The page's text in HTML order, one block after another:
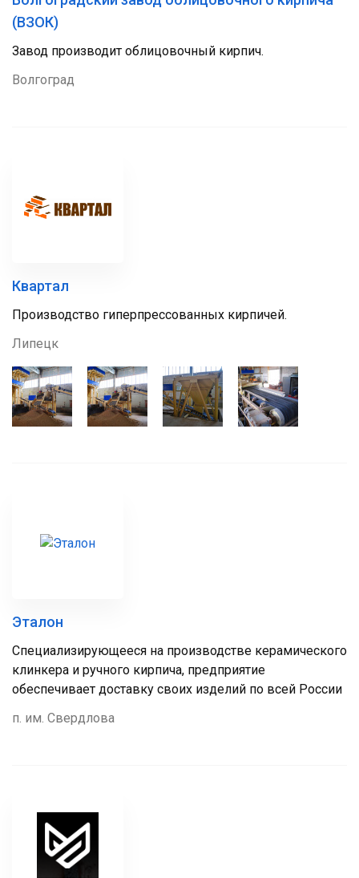
(ВЗОК)
Завод производит облицовочный кирпич.
Волгоград
Квартал
Производство гиперпрессованных кирпичей.
Липецк
Эталон
Специализирующееся на производстве керамического
клинкера и ручного кирпича, предприятие
обеспечивает доставку своих изделий по всей России
п. им. Свердлова